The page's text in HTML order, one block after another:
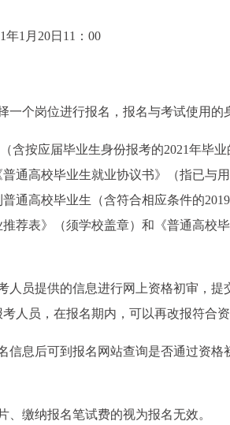
年1月20日11：00
一个岗位进行报名，报名与考试使用的
含按应届毕业生身份报考的2021年毕
通高校毕业生就业协议书》（指已与
普通高校毕业生（含符合相应条件的
荐表》（须学校盖章）和《普通高校
人员提供的信息进行网上资格初审，
人员，在报名期内，可以再改报符合资
信息后可到报名网站查询是否通过资
、缴纳报名笔试费的视为报名无效。